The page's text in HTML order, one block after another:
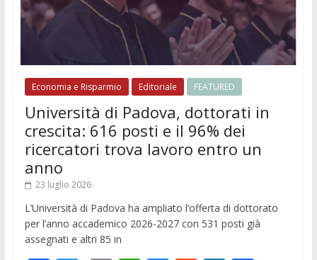
Economia e Risparmio Editoriale FEATURED
Università di Padova, dottorati in
crescita: 616 posti e il 96% dei
ricercatori trova lavoro entro un
anno
23 luglio 2026
L’Università di Padova ha ampliato l’offerta di dottorato
per l’anno accademico 2026-2027 con 531 posti già
assegnati e altri 85 in